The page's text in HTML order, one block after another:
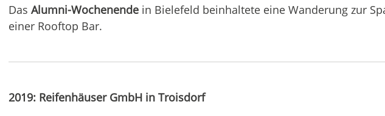
Das Alumni-Wochenendein Bielefeld beinhaltete eine Wanderung zur
einer Rooftop Bar.
2019: Reifenhäuser GmbH in Troisdorf